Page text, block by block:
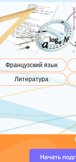
Французский язык
Литература